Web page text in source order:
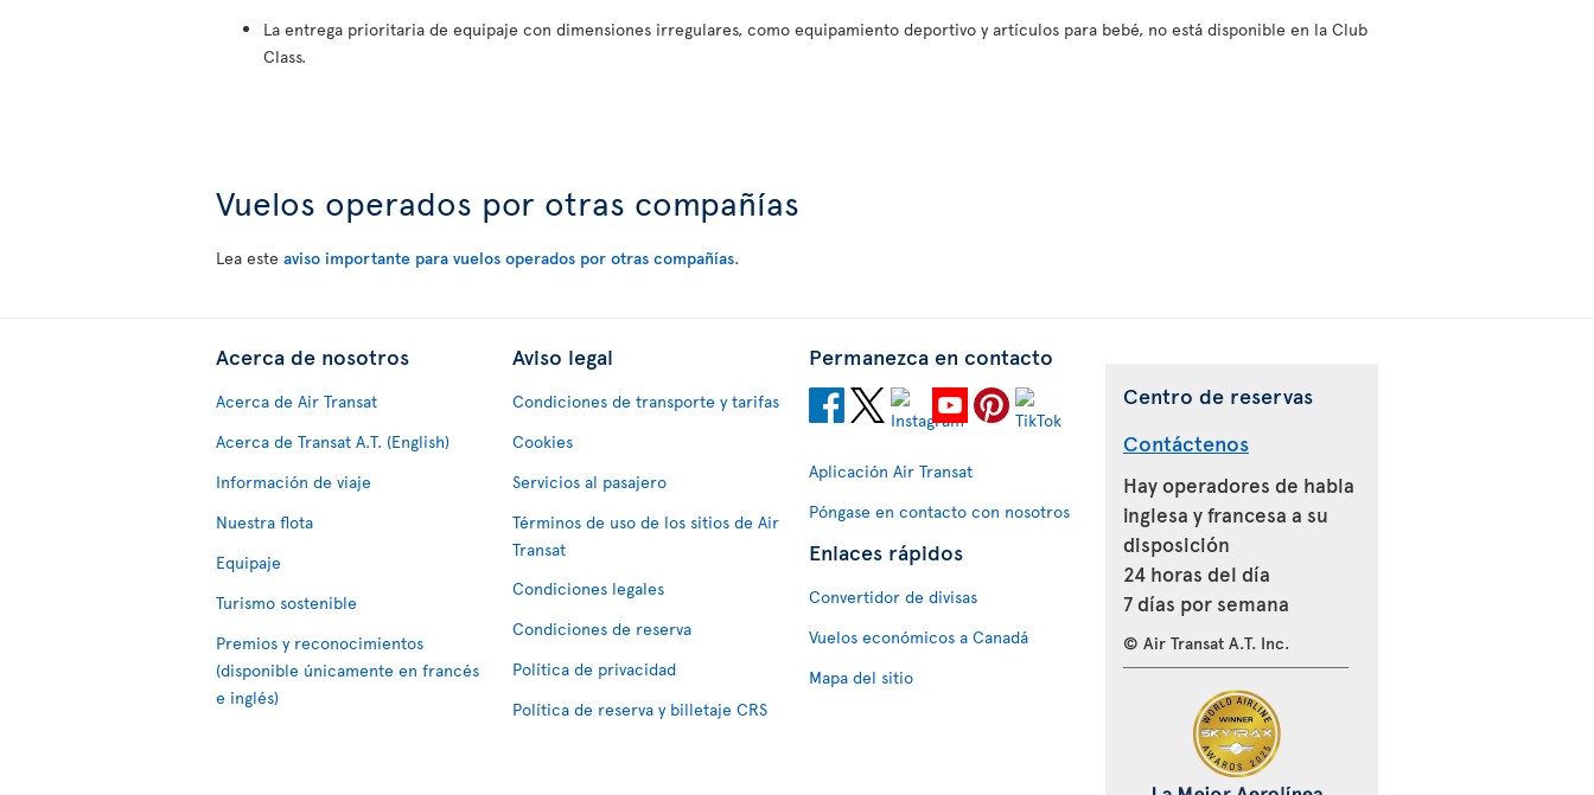
La entrega prioritaria de equipaje con dimensiones irregulares, como equipamiento deportivo y artículos para bebé, no está disponible en la Club
Class.
Vuelos operados por otras compañías
Lea este aviso importante para vuelos operados por otras compañías.
Acerca de nosotros
Acerca de Air Transat
Acerca de Transat A.T. (English)
Información de viaje
Nuestra flota
Equipaje
Turismo sostenible
Premios y reconocimientos
(disponible únicamente en francés
e inglés)
Aviso legal
Condiciones de transporte y tarifas
Cookies
Servicios al pasajero
Términos de uso de los sitios de Air
Transat
Condiciones legales
Condiciones de reserva
Política de privacidad
Política de reserva y billetaje CRS
Permanezca en contacto
Aplicación Air Transat
Póngase en contacto con nosotros
Enlaces rápidos
Convertidor de divisas
Vuelos económicos a Canadá
Mapa del sitio
Centro de reservas
Contáctenos
Hay operadores de habla
inglesa y francesa a su
disposición
24 horas del día
7 días por semana
© Air Transat A.T. Inc.